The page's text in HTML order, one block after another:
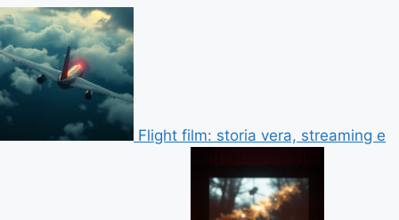
Flight film: storia vera, streaming e